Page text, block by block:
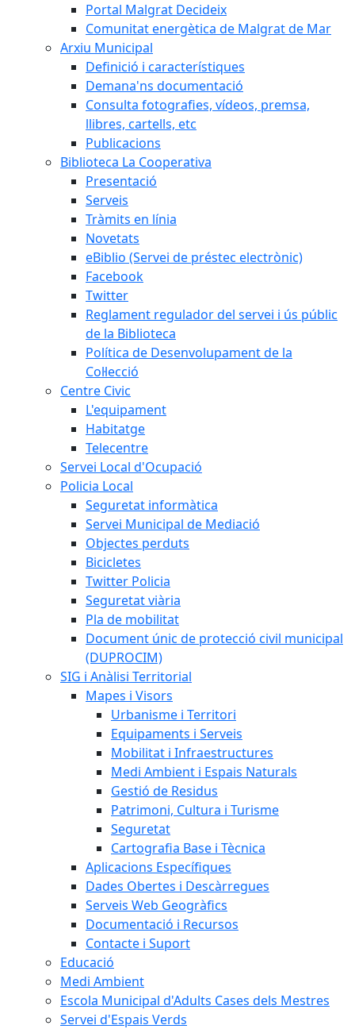
Portal Malgrat Decideix
Comunitat energètica de Malgrat de Mar
Arxiu Municipal
Definició i característiques
Demana'ns documentació
Consulta fotografies, vídeos, premsa,
llibres, cartells, etc
Publicacions
Biblioteca La Cooperativa
Presentació
Serveis
Tràmits en línia
Novetats
eBiblio (Servei de préstec electrònic)
Facebook
Twitter
Reglament regulador del servei i ús públic
de la Biblioteca
Política de Desenvolupament de la
Col·lecció
Centre Civic
L'equipament
Habitatge
Telecentre
Servei Local d'Ocupació
Policia Local
Seguretat informàtica
Servei Municipal de Mediació
Objectes perduts
Bicicletes
Twitter Policia
Seguretat viària
Pla de mobilitat
Document únic de protecció civil municipal
(DUPROCIM)
SIG i Anàlisi Territorial
Mapes i Visors
Urbanisme i Territori
Equipaments i Serveis
Mobilitat i Infraestructures
Medi Ambient i Espais Naturals
Gestió de Residus
Patrimoni, Cultura i Turisme
Seguretat
Cartografia Base i Tècnica
Aplicacions Específiques
Dades Obertes i Descàrregues
Serveis Web Geogràfics
Documentació i Recursos
Contacte i Suport
Educació
Medi Ambient
Escola Municipal d'Adults Cases dels Mestres
Servei d'Espais Verds